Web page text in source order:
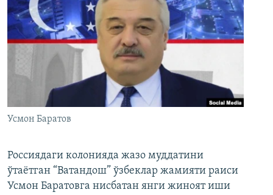
Усмон Баратов
Россиядаги колонияда жазо муддатини
ўтаётган “Ватандош” ўзбеклар жамияти раиси
Усмон Баратовга нисбатан янги жиноят иши